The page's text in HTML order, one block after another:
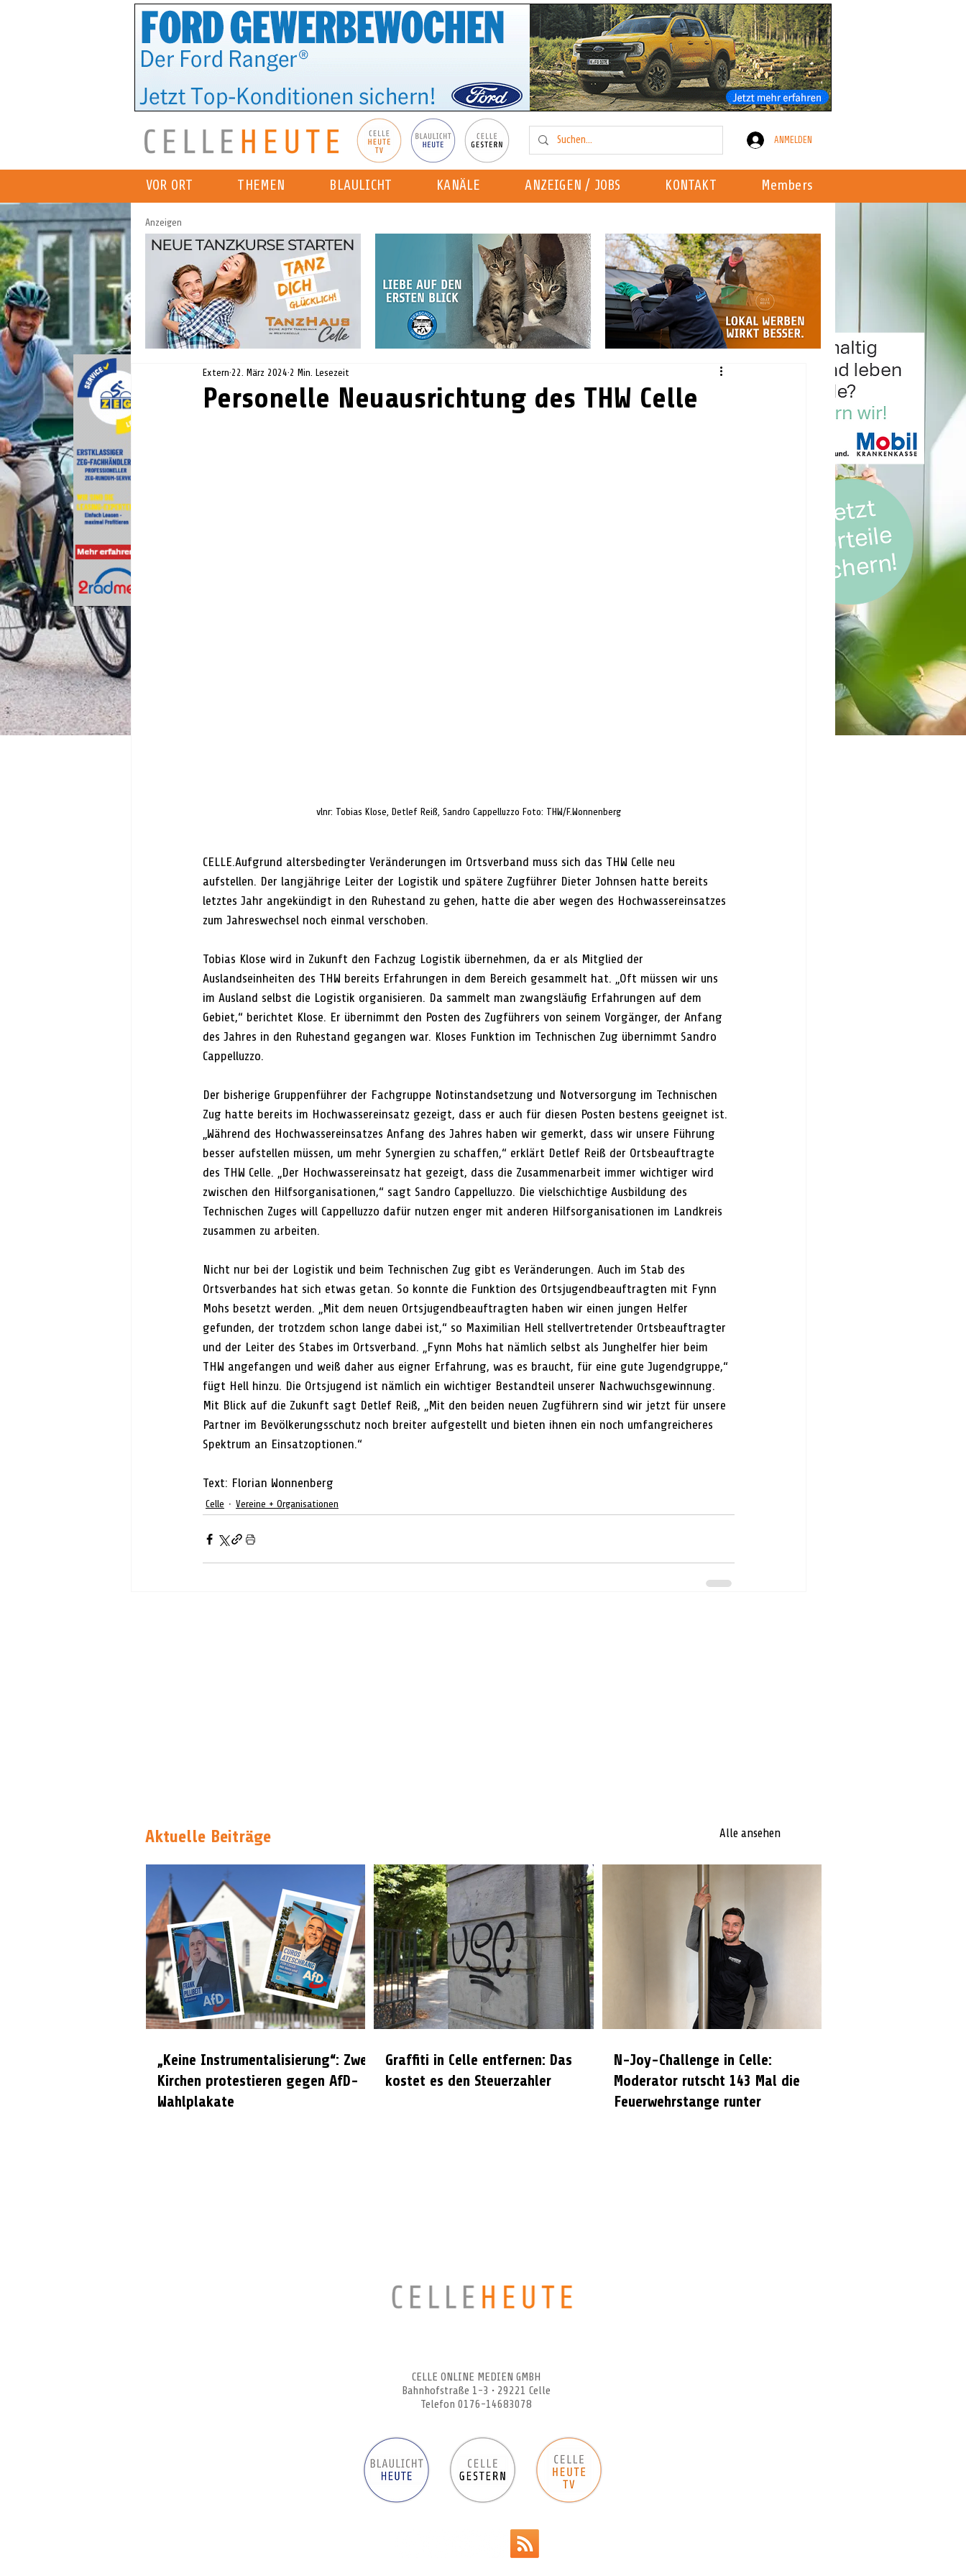
ANMELDEN
VOR ORT THEMEN BLAULICHT KANÄLE ANZEIGEN / JOBS KONTAKT Members
Anzeigen
Personelle Neuausrichtung des THW Celle
Extern 22. März 2024 2 Min. Lesezeit
vlnr: Tobias Klose, Detlef Reiß, Sandro Cappelluzzo Foto: THW/F.Wonnenberg
CELLE.Aufgrund altersbedingter Veränderungen im Ortsverband muss sich das THW Celle neu
aufstellen. Der langjährige Leiter der Logistik und spätere Zugführer Dieter Johnsen hatte bereits
letztes Jahr angekündigt in den Ruhestand zu gehen, hatte die aber wegen des Hochwassereinsatzes
zum Jahreswechsel noch einmal verschoben.
Tobias Klose wird in Zukunft den Fachzug Logistik übernehmen, da er als Mitglied der
Auslandseinheiten des THW bereits Erfahrungen in dem Bereich gesammelt hat. „Oft müssen wir uns
im Ausland selbst die Logistik organisieren. Da sammelt man zwangsläufig Erfahrungen auf dem
Gebiet,“ berichtet Klose. Er übernimmt den Posten des Zugführers von seinem Vorgänger, der Anfang
des Jahres in den Ruhestand gegangen war. Kloses Funktion im Technischen Zug übernimmt Sandro
Cappelluzzo.
Der bisherige Gruppenführer der Fachgruppe Notinstandsetzung und Notversorgung im Technischen
Zug hatte bereits im Hochwassereinsatz gezeigt, dass er auch für diesen Posten bestens geeignet ist.
„Während des Hochwassereinsatzes Anfang des Jahres haben wir gemerkt, dass wir unsere Führung
besser aufstellen müssen, um mehr Synergien zu schaffen,“ erklärt Detlef Reiß der Ortsbeauftragte
des THW Celle. „Der Hochwassereinsatz hat gezeigt, dass die Zusammenarbeit immer wichtiger wird
zwischen den Hilfsorganisationen,“ sagt Sandro Cappelluzzo. Die vielschichtige Ausbildung des
Technischen Zuges will Cappelluzzo dafür nutzen enger mit anderen Hilfsorganisationen im Landkreis
zusammen zu arbeiten.
Nicht nur bei der Logistik und beim Technischen Zug gibt es Veränderungen. Auch im Stab des
Ortsverbandes hat sich etwas getan. So konnte die Funktion des Ortsjugendbeauftragten mit Fynn
Mohs besetzt werden. „Mit dem neuen Ortsjugendbeauftragten haben wir einen jungen Helfer
gefunden, der trotzdem schon lange dabei ist,“ so Maximilian Hell stellvertretender Ortsbeauftragter
und der Leiter des Stabes im Ortsverband. „Fynn Mohs hat nämlich selbst als Junghelfer hier beim
THW angefangen und weiß daher aus eigner Erfahrung, was es braucht, für eine gute Jugendgruppe,“
fügt Hell hinzu. Die Ortsjugend ist nämlich ein wichtiger Bestandteil unserer Nachwuchsgewinnung.
Mit Blick auf die Zukunft sagt Detlef Reiß, „Mit den beiden neuen Zugführern sind wir jetzt für unsere
Partner im Bevölkerungsschutz noch breiter aufgestellt und bieten ihnen ein noch umfangreicheres
Spektrum an Einsatzoptionen.“
Text: Florian Wonnenberg
Celle Vereine + Organisationen
Aktuelle Beiträge Alle ansehen
„Keine Instrumentalisierung“: Zwei
Kirchen protestieren gegen AfD-
Wahlplakate
Graffiti in Celle entfernen: Das
kostet es den Steuerzahler
N-Joy-Challenge in Celle:
Moderator rutscht 143 Mal die
Feuerwehrstange runter
CELLE ONLINE MEDIEN GMBH
Bahnhofstraße 1-3 • 29221 Celle
Telefon 0176-14683078